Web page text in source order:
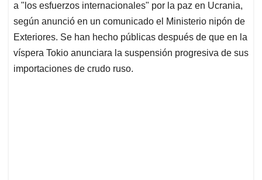
a "los esfuerzos internacionales" por la paz en Ucrania,
según anunció en un comunicado el Ministerio nipón de
Exteriores. Se han hecho públicas después de que en la
víspera Tokio anunciara la suspensión progresiva de sus
importaciones de crudo ruso.